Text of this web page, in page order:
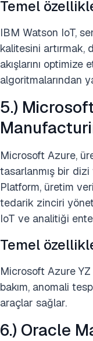
Temel
IBM Watson IoT,
kalitesini artırmak,
akışlarını
algoritmalarından
5.)
Microsoft Azure,
tasarlanmış bir
Platform, üretim
tedarik zinciri
IoT ve analitiği
Temel
Microsoft Azure
bakım, anomali
araçlar sağlar.
6.) Oracle